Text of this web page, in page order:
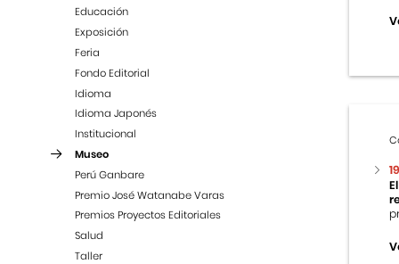
Educación
Exposición
Feria
Fondo Editorial
Idioma
Idioma Japonés
Institucional
Museo
Perú Ganbare
Premio José Watanabe Varas
Premios Proyectos Editoriales
Salud
Taller